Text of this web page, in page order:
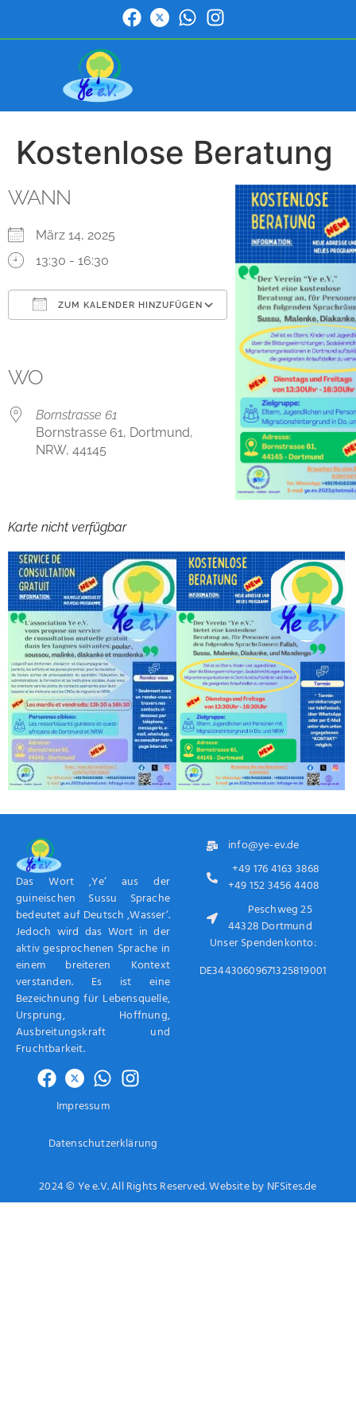
Kostenlose Beratung
WANN
März 14, 2025
13:30 - 16:30
ZUM KALENDER HINZUFÜGEN
Outlook Live
WO
Bornstrasse 61
Bornstrasse 61, Dortmund,
NRW, 44145
Karte nicht verfügbar
Das Wort ‚Ye‘ aus der
guineischen Sussu Sprache
bedeutet auf Deutsch ‚Wasser‘.
Jedoch wird das Wort in der
aktiv gesprochenen Sprache in
einem breiteren Kontext
verstanden. Es ist eine
Bezeichnung für Lebensquelle,
Ursprung, Hoffnung,
Ausbreitungskraft und
Fruchtbarkeit.
Impressum
Datenschutzerklärung
info@ye-ev.de
+49 176 4163 3868
+49 152 3456 4408
Peschweg 25
44328 Dortmund
Unser Spendenkonto:
DE34430609671325819001
2024 © Ye e.V. All Rights Reserved. Website by NFSites.de